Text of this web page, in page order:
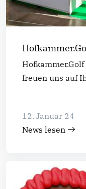
freuen uns auf
12. Januar 24
News lesen